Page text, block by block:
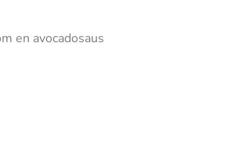
en avocadosaus